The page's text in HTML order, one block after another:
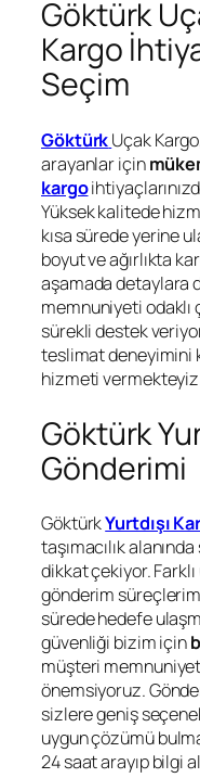
Göktürk
Kargo
Seçim
GöktürkUçak
arayanlar için
kargo
Yüksek kalitede
kısa sürede yerine
boyut ve ağırlıkta
aşamada detaylara
memnuniyeti odaklı
sürekli destek
teslimat deneyimini
hizmeti
Göktürk
Gönderimi
GöktürkYurtdışı
taşımacılık
dikkat çekiyor.
gönderim
sürede hedefe
güvenliği bizim için
müşteri
önemsiyoruz.
sizlere geniş
uygun çözümü
24 saat arayıp bilgi